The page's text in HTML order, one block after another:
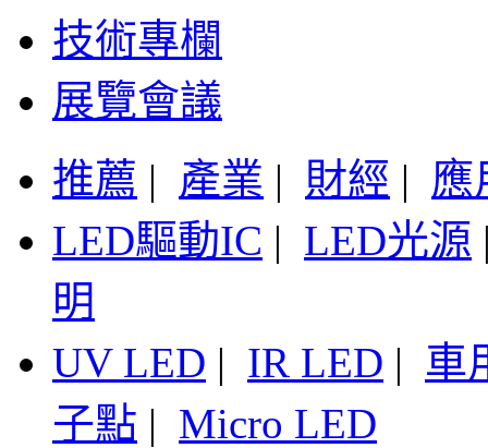
技術專欄
展覽會議
推薦 | 產業 | 財經 | 應
LED驅動IC | LED光源
明
UV LED | IR LED | 車
子點 | Micro LED